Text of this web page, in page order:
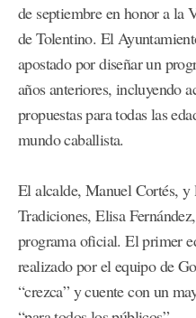
de septiembre en honor a
de Tolentino. El
apostado por diseñar un
años anteriores, incluyendo
propuestas para todas las
mundo caballista.
El alcalde, Manuel Cortés, y
Tradiciones, Elisa
programa oficial. El primer
realizado por el equipo de
“crezca” y cuente con un